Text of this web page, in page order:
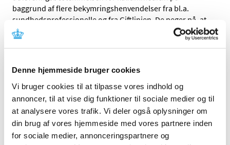
Denne hjemmeside bruger cookies
Vi bruger cookies til at tilpasse vores indhold og
annoncer, til at vise dig funktioner til sociale medier og til
at analysere vores trafik. Vi deler også oplysninger om
din brug af vores hjemmeside med vores partnere inden
for sociale medier, annonceringspartnere og
baggrund af flere bekymringshenvendelser fra bl.a.
sundhedsprofessionelle og fra Giftlinjen. De peger på, at
der er set en stigning i meget alvorlige forgiftninger, og
risikoen for, at det sker, er større, når medicinen nemt
Medicinen er primært beregnet til patienter, der har brug
for et kaliumtilskud, fordi de samtidig er i behandling
med vanddrivende lægemidler – typisk hjertemedicin og
blodtryksmedicin. Det er derfor patienter, som jævnligt er
i kontakt med lægen, når de får kontrolleret deres
sygdom og udskrevet deres anden medicin.